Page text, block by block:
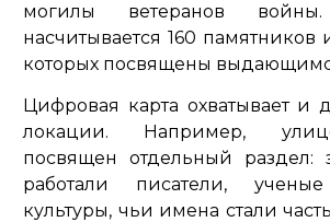
могилы ветеранов
насчитывается 160 памятников
которых посвящены
Цифровая карта охватывает и
локации. Например,
посвящен отдельный
работали писатели,
культуры, чьи имена стали